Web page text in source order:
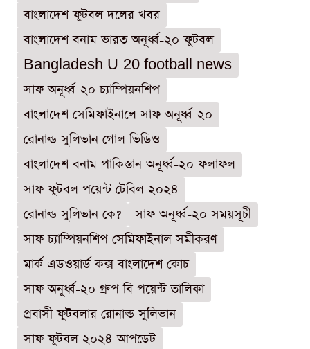
বাংলাদেশ ফুটবল দলের খবর
বাংলাদেশ বনাম ভারত অনূর্ধ্ব-২০ ফুটবল
Bangladesh U-20 football news
সাফ অনূর্ধ্ব-২০ চ্যাম্পিয়নশিপ
বাংলাদেশ সেমিফাইনালে সাফ অনূর্ধ্ব-২০
রোনাল্ড সুলিভান গোল ভিডিও
বাংলাদেশ বনাম পাকিস্তান অনূর্ধ্ব-২০ ফলাফল
সাফ ফুটবল পয়েন্ট টেবিল ২০২৪
রোনাল্ড সুলিভান কে?
সাফ অনূর্ধ্ব-২০ সময়সূচী
সাফ চ্যাম্পিয়নশিপ সেমিফাইনাল সমীকরণ
মার্ক এডওয়ার্ড কক্স বাংলাদেশ কোচ
সাফ অনূর্ধ্ব-২০ গ্রুপ বি পয়েন্ট তালিকা
প্রবাসী ফুটবলার রোনাল্ড সুলিভান
সাফ ফুটবল ২০২৪ আপডেট